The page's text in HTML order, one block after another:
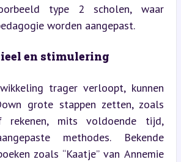
type 2 scholen, waar
worden aangepast.
en stimulering
trager verloopt, kunnen
grote stappen zetten, zoals
rekenen, mits voldoende tijd,
methodes. Bekende
zoals “Kaatje” van Annemie